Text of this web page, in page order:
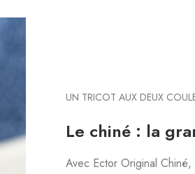
UN TRICOT AUX DEUX
Le chiné : la
Avec Ector Original